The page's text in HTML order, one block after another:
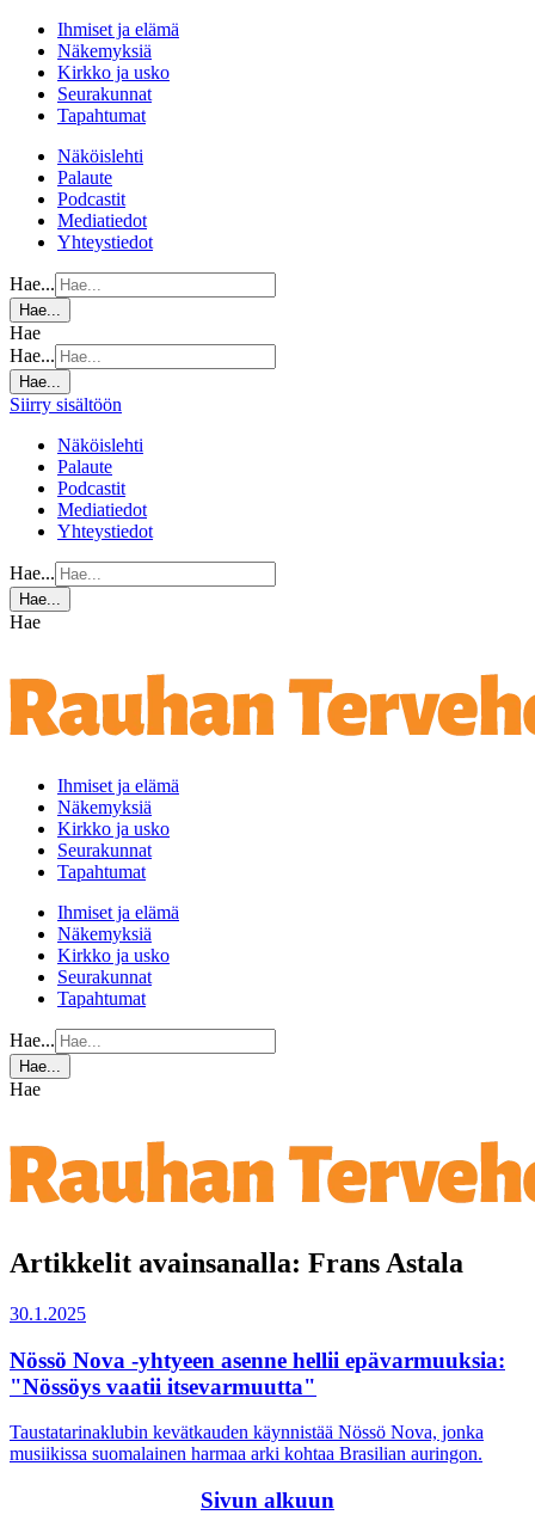
Ihmiset ja elämä
Näkemyksiä
Kirkko ja usko
Seurakunnat
Tapahtumat
Näköislehti
Palaute
Podcastit
Mediatiedot
Yhteystiedot
Hae...
Hae...
Hae
Hae...
Hae...
Siirry sisältöön
Näköislehti
Palaute
Podcastit
Mediatiedot
Yhteystiedot
Hae...
Hae...
Hae
Ihmiset ja elämä
Näkemyksiä
Kirkko ja usko
Seurakunnat
Tapahtumat
Ihmiset ja elämä
Näkemyksiä
Kirkko ja usko
Seurakunnat
Tapahtumat
Hae...
Hae...
Hae
Artikkelit avainsanalla: Frans Astala
30.1.2025
Nössö Nova -yhtyeen asenne hellii epävarmuuksia:
"Nössöys vaatii itsevarmuutta"
Taustatarinaklubin kevätkauden käynnistää Nössö Nova, jonka
musiikissa suomalainen harmaa arki kohtaa Brasilian auringon.
Sivun alkuun